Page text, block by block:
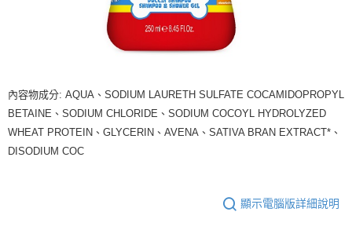
內容物成分: AQUA、SODIUM LAURETH SULFATE COCAMIDOPROPYL
BETAINE、SODIUM CHLORIDE、SODIUM COCOYL HYDROLYZED
WHEAT PROTEIN、GLYCERIN、AVENA、SATIVA BRAN EXTRACT*、
DISODIUM COC
顯示電腦版詳細說明